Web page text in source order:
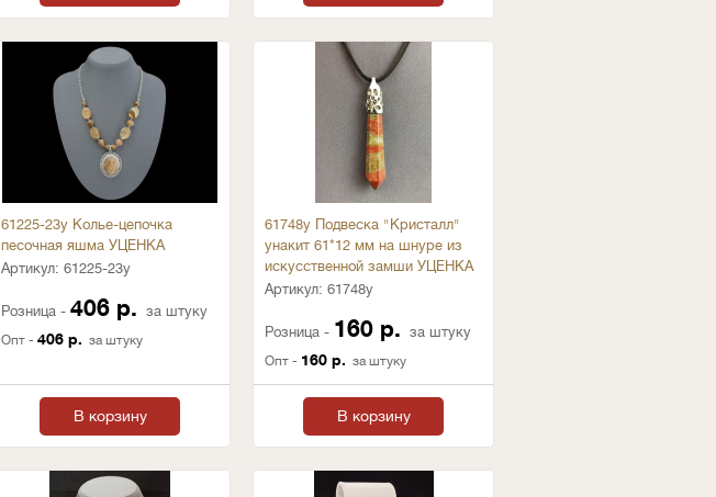
61225-23у Колье-цепочка
песочная яшма УЦЕНКА
Артикул: 61225-23у
Розница - 406 р. за штуку
Опт - 406 р. за штуку
В корзину
61748у Подвеска "Кристалл"
унакит 61*12 мм на шнуре из
искусственной замши УЦЕНКА
Артикул: 61748у
Розница - 160 р. за штуку
Опт - 160 р. за штуку
В корзину